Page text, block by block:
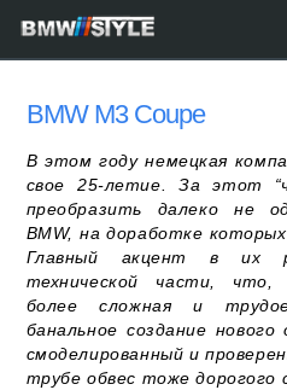
BMW M3 Coupe
В этом году немецкая
свое 25-летие. За этот
преобразить далеко не
BMW, на доработке
Главный акцент в их
технической части, что,
более сложная и
банальное создание
смоделированный и
трубе обвес тоже дорогого